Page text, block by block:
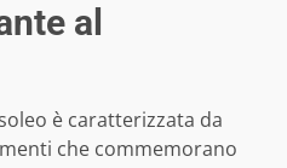
al
è caratterizzata da
che commemorano